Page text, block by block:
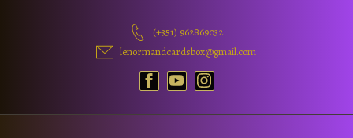
(+351) 962869032
lenormandcardsbox@gmail.com